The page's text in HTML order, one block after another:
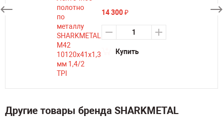
14 300₽
Купить
Другие товары бренда SHARKMETAL